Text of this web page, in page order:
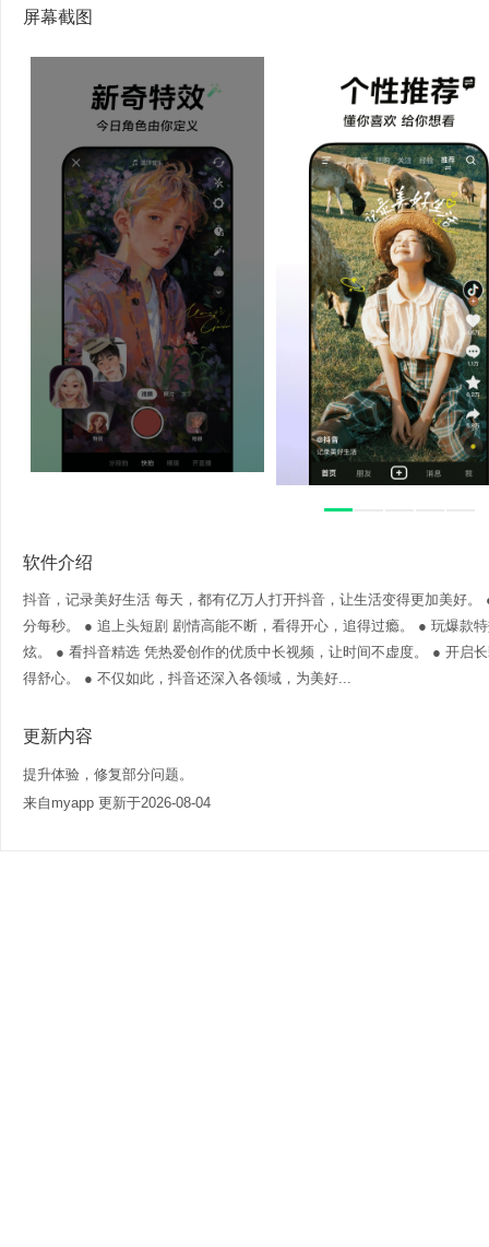
中国人保 有看头 十点聊天 华润通
屏幕截图
软件介绍
抖音，记录美好生活 每天，都有亿万人打开抖音，让生活变得更加美好
分每秒。 ● 追上头短剧 剧情高能不断，看得开心，追得过瘾。 ● 玩爆款
炫。 ● 看抖音精选 凭热爱创作的优质中长视频，让时间不虚度。 ● 开启
得舒心。 ● 不仅如此，抖音还深入各领域，为美好...
更新内容
提升体验，修复部分问题。
来自myapp 更新于2026-08-04